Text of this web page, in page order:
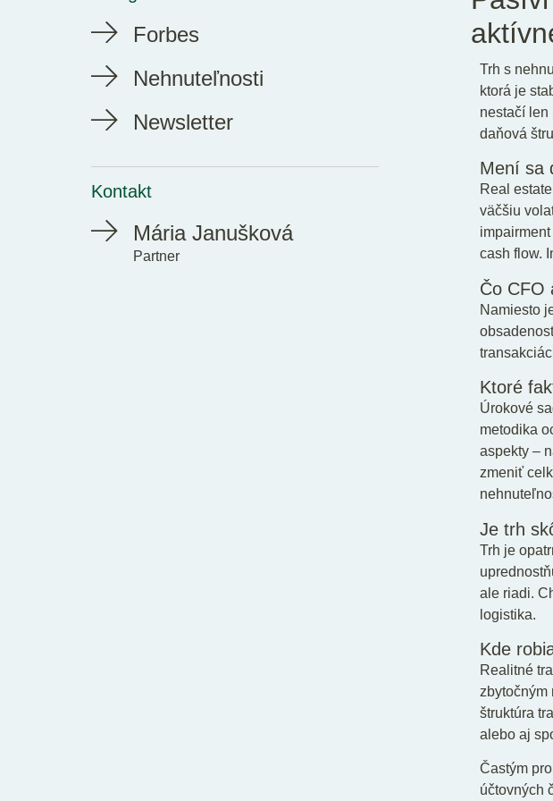
Forbes
Nehnuteľnosti
Newsletter
Kontakt
Mária Janušková
Partner
Trh s
ktorá je
nestačí len
daňová
Mení sa
Real
väčšiu
cash flow.
Čo CFO
Namiesto
Ktoré
Úrokové
metodika
aspekty –
zmeniť
Je trh
Trh je
ale riadi.
logistika.
Kde
Realitné
zbytočným
štruktúra
alebo aj
Častým
účtovných